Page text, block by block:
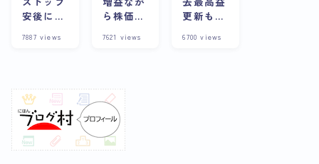
安後に株
その背景
いて徹底
解説
7887 views
ら株価下
とは？今
について
解説
7621 views
更新も株
落？その
6700 views